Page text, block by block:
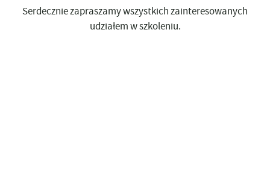
Serdecznie zapraszamy wszystkich zainteresowanych
udziałem w szkoleniu.